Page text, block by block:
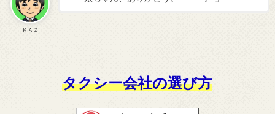
ＫＡＺ
タクシー会社の選び方